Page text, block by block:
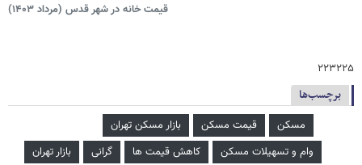
قیمت خانه در شهر قدس (مرداد ۱۴۰۳)
۲۲۳۲۲۵
برچسب‌ها
مسکن قیمت مسکن
بازار مسکن تهران
وام و تسهیلات مسکن
کاهش قیمت ها گرانی بازار تهران